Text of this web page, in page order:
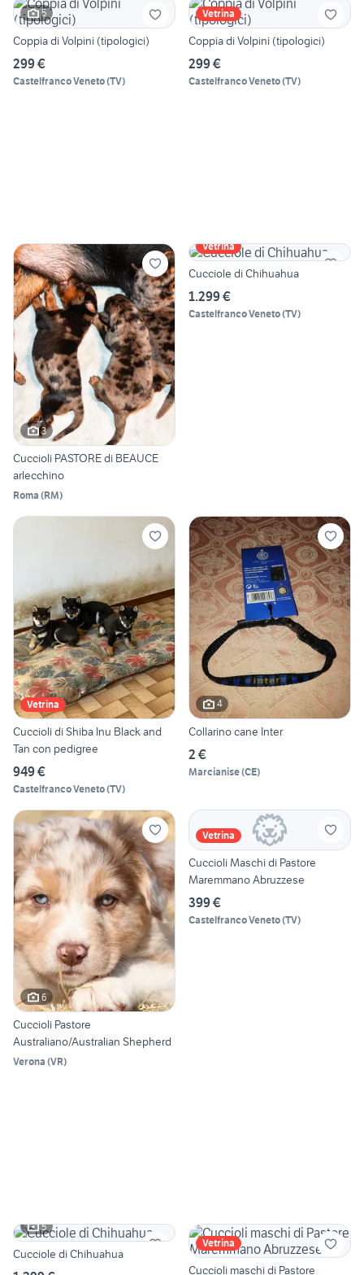
5
Coppia di Volpini (tipologici)
299 €
Castelfranco Veneto(TV)
Vetrina
Coppia di Volpini (tipologici)
299 €
Castelfranco Veneto(TV)
3
Cuccioli PASTORE di BEAUCE
arlecchino
Roma (RM)
Vetrina
Cucciole di Chihuahua
1.299 €
Castelfranco Veneto(TV)
Vetrina
Cuccioli di Shiba Inu Black and
Tan con pedigree
949 €
Castelfranco Veneto(TV)
4
Collarino cane Inter
2 €
Marcianise(CE)
6
Cuccioli Pastore
Australiano/Australian Shepherd
Verona (VR)
Vetrina
Cuccioli Maschi di Pastore
Maremmano Abruzzese
399 €
Castelfranco Veneto(TV)
5
Cucciole di Chihuahua
Vetrina
Cuccioli maschi di Pastore